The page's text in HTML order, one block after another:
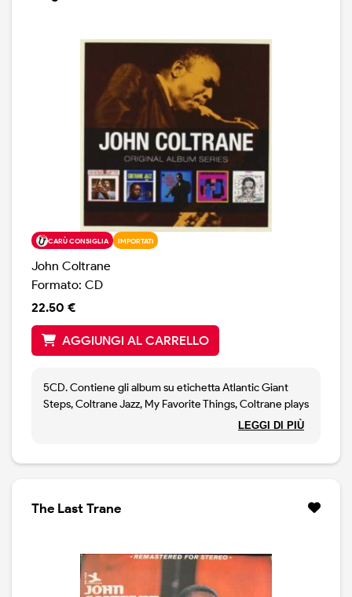
CARÙ CONSIGLIA IMPORTATI
John Coltrane
Formato: CD
22.50 €
AGGIUNGI AL CARRELLO
5CD. Contiene gli album su etichetta Atlantic Giant
Steps, Coltrane Jazz, My Favorite Things, Coltrane plays
LEGGI DI PIÙ
The Last Trane